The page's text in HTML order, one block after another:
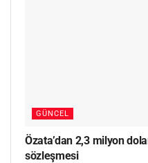
GÜNCEL
Özata’dan 2,3 milyon
sözleşmesi